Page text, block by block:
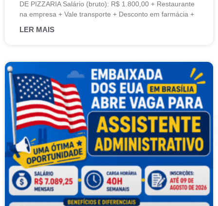
DE PIZZARIA Salário (bruto): R$ 1.800,00 + Restaurante
na empresa + Vale transporte + Desconto em farmácia +
LER MAIS